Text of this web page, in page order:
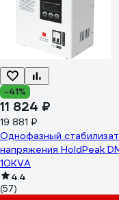
-41%
11 824 ₽
19 881 ₽
Однофазный
напряжения HoldPeak
10KVA
4.4
(57)